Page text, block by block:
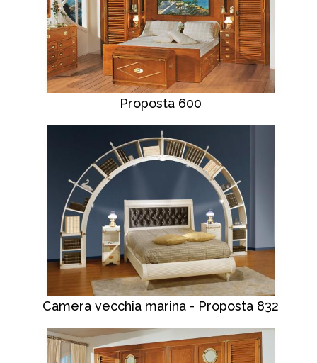
Proposta 600
Camera vecchia marina - Proposta 832